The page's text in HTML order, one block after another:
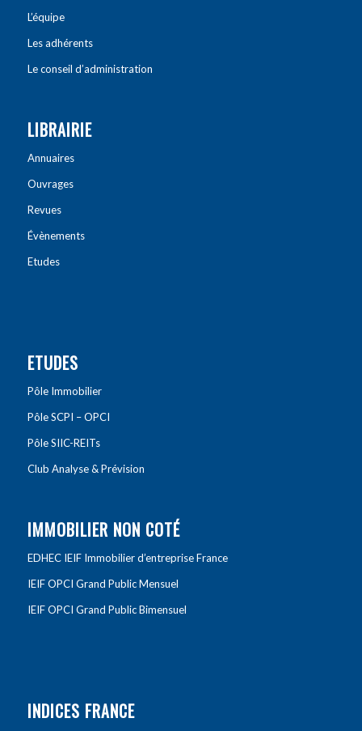
L’équipe
Les adhérents
Le conseil d’administration
LIBRAIRIE
Annuaires
Ouvrages
Revues
Évènements
Etudes
ETUDES
Pôle Immobilier
Pôle SCPI – OPCI
Pôle SIIC-REITs
Club Analyse & Prévision
IMMOBILIER NON COTÉ
EDHEC IEIF Immobilier d’entreprise France
IEIF OPCI Grand Public Mensuel
IEIF OPCI Grand Public Bimensuel
INDICES FRANCE